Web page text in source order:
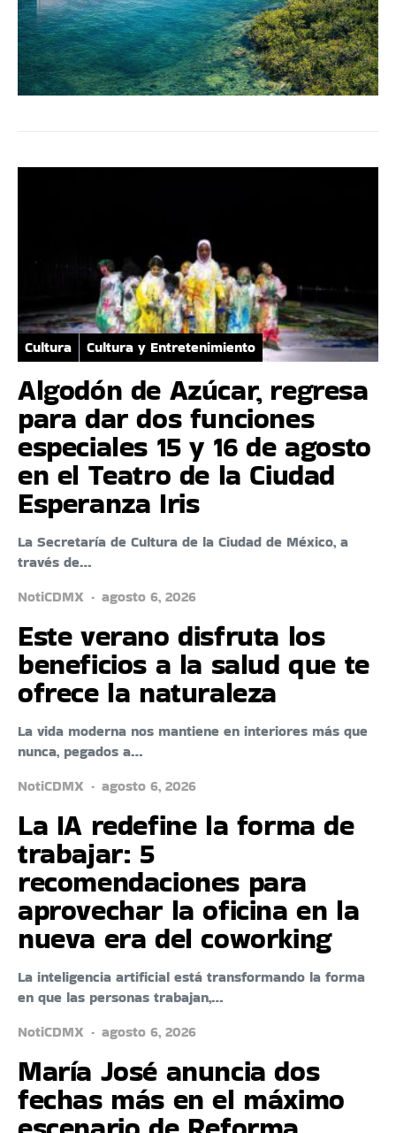
Cultura Cultura y Entretenimiento
Algodón de Azúcar, regresa
para dar dos funciones
especiales 15 y 16 de agosto
en el Teatro de la Ciudad
Esperanza Iris
La Secretaría de Cultura de la Ciudad de México, a
través de…
NotiCDMX
agosto 6, 2026
Este verano disfruta los
beneficios a la salud que te
ofrece la naturaleza
La vida moderna nos mantiene en interiores más que
nunca, pegados a…
NotiCDMX
agosto 6, 2026
La IA redefine la forma de
trabajar: 5
recomendaciones para
aprovechar la oficina en la
nueva era del coworking
La inteligencia artificial está transformando la forma
en que las personas trabajan,…
NotiCDMX
agosto 6, 2026
María José anuncia dos
fechas más en el máximo